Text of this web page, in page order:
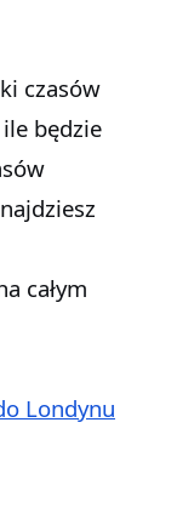
czasów
będzie
całym
Londynu